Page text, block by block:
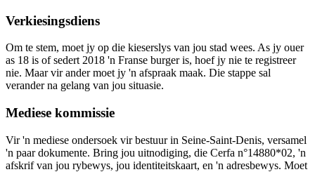
Verkiesingsdiens
Om te stem, moet jy op die kieserslys van jou stad wees. As jy ouer
as 18 is of sedert 2018 'n Franse burger is, hoef jy nie te registreer
nie. Maar vir ander moet jy 'n afspraak maak. Die stappe sal
verander na gelang van jou situasie.
Mediese kommissie
Vir 'n mediese ondersoek vir bestuur in Seine-Saint-Denis, versamel
'n paar dokumente. Bring jou uitnodiging, die Cerfa n°14880*02, 'n
afskrif van jou rybewys, jou identiteitskaart, en 'n adresbewys. Moet